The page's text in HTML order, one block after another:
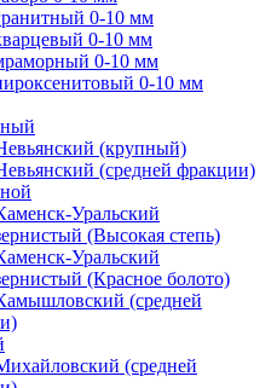
0-10 мм
0-10 мм
0-10 мм
0-10 мм
(крупный)
(средней фракции)
Уральский
(Высокая степь)
Уральский
(Красное болото)
(средней
(средней